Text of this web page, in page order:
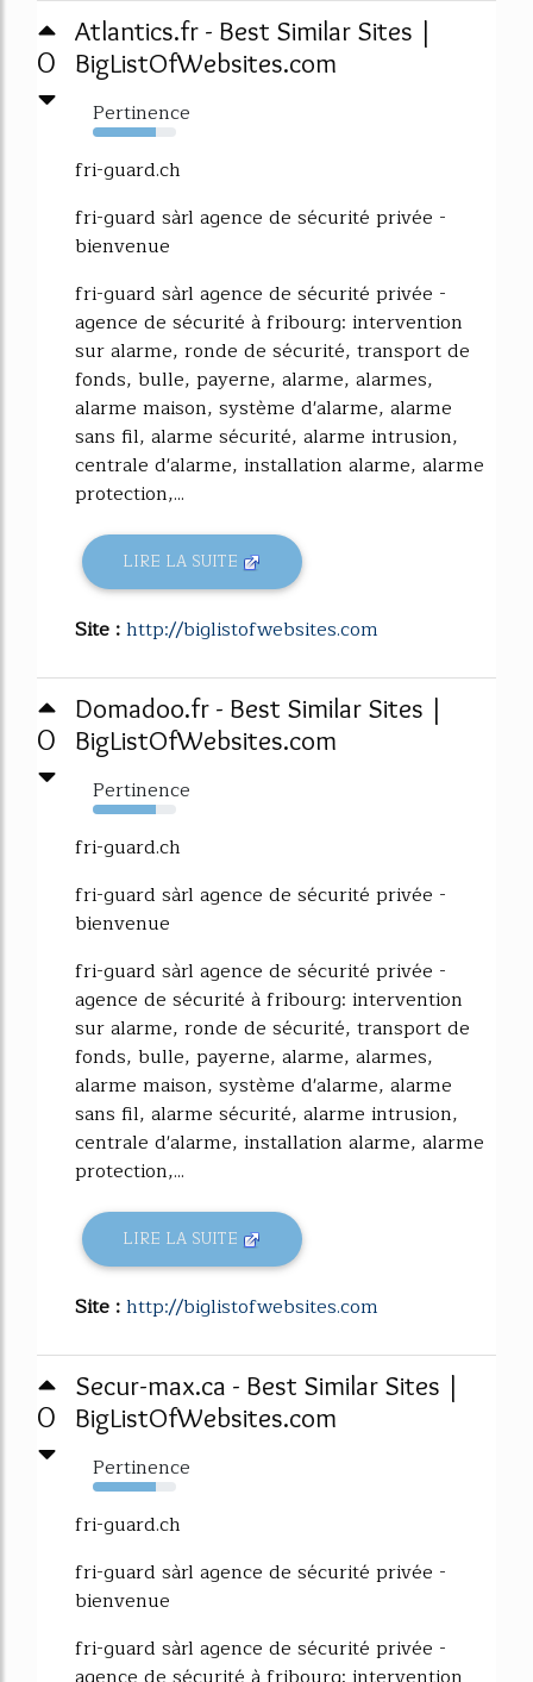
0
Atlantics.fr - Best Similar Sites |
BigListOfWebsites.com
Pertinence
76%
fri-guard.ch
fri-guard sàrl agence de sécurité privée -
bienvenue
fri-guard sàrl agence de sécurité privée -
agence de sécurité à fribourg: intervention
sur alarme, ronde de sécurité, transport de
fonds, bulle, payerne, alarme, alarmes,
alarme maison, système d'alarme, alarme
sans fil, alarme sécurité, alarme intrusion,
centrale d'alarme, installation alarme, alarme
protection,...
LIRE LA SUITE
Site :http://biglistofwebsites.com
0
Domadoo.fr - Best Similar Sites |
BigListOfWebsites.com
Pertinence
76%
fri-guard.ch
fri-guard sàrl agence de sécurité privée -
bienvenue
fri-guard sàrl agence de sécurité privée -
agence de sécurité à fribourg: intervention
sur alarme, ronde de sécurité, transport de
fonds, bulle, payerne, alarme, alarmes,
alarme maison, système d'alarme, alarme
sans fil, alarme sécurité, alarme intrusion,
centrale d'alarme, installation alarme, alarme
protection,...
LIRE LA SUITE
Site :http://biglistofwebsites.com
0
Secur-max.ca - Best Similar Sites |
BigListOfWebsites.com
Pertinence
76%
fri-guard.ch
fri-guard sàrl agence de sécurité privée -
bienvenue
fri-guard sàrl agence de sécurité privée -